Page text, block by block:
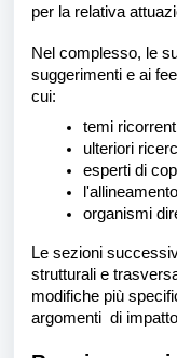
per la relativa
Nel complesso, le
suggerimenti e ai
cui:
temi
ulteriori
esperti di
organismi
Le sezioni
strutturali e
modifiche più
argomenti di